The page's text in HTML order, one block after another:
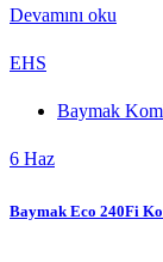
Devamını oku
EHS
Baymak
6 Haz
Baymak Eco 240Fi